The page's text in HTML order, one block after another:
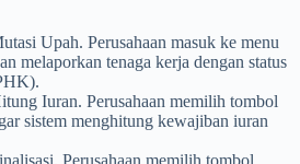
Upah. Perusahaan masuk ke menu
melaporkan tenaga kerja dengan status
Iuran. Perusahaan memilih tombol
sistem menghitung kewajiban iuran
Perusahaan memilih tombol